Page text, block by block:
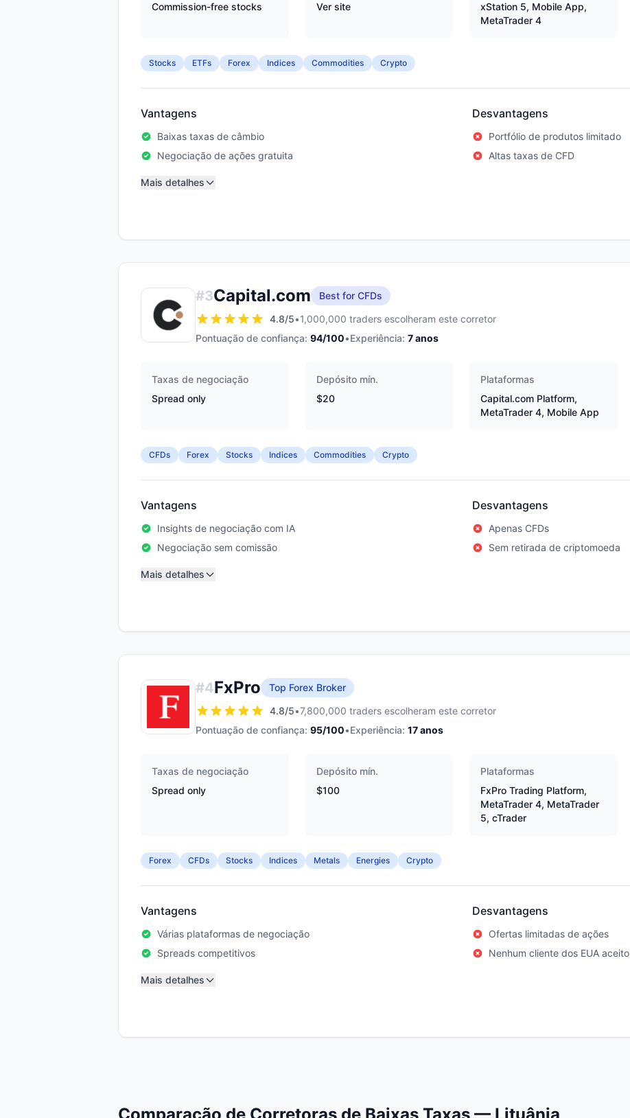
Commission-free stocks
Ver site
xStation 5, Mobile App,
MetaTrader 4
Stocks ETFs Forex Indices Commodities Crypto
Vantagens
Baixas taxas de câmbio
Negociação de ações gratuita
Desvantagens
Portfólio de produtos limitado
Altas taxas de CFD
Mais detalhes
#3Capital.com
Best for CFDs
4.8/5•1,000,000 traders escolheram este corretor
Pontuação de confiança: 94/100•Experiência: 7anos
Taxas de negociação
Spread only
Depósito mín.
$20
Plataformas
Capital.com Platform,
MetaTrader 4, Mobile App
CFDs Forex Stocks Indices Commodities Crypto
Vantagens
Insights de negociação com IA
Negociação sem comissão
Desvantagens
Apenas CFDs
Sem retirada de criptomoeda
Mais detalhes
#4FxPro
Top Forex Broker
4.8/5•7,800,000 traders escolheram este corretor
Pontuação de confiança: 95/100•Experiência: 17anos
Taxas de negociação
Spread only
Depósito mín.
$100
Plataformas
FxPro Trading Platform,
MetaTrader 4, MetaTrader
5, cTrader
Forex CFDs Stocks Indices Metals Energies Crypto
Vantagens
Várias plataformas de negociação
Spreads competitivos
Desvantagens
Ofertas limitadas de ações
Nenhum cliente dos EUA aceito
Mais detalhes